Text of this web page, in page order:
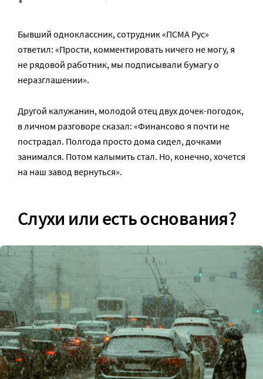
Бывший одноклассник, сотрудник «ПСМА Рус»
ответил: «Прости, комментировать ничего не могу, я
не рядовой работник, мы подписывали бумагу о
неразглашении».
Другой калужанин, молодой отец двух дочек-погодок,
в личном разговоре сказал: «Финансово я почти не
пострадал. Полгода просто дома сидел, дочками
занимался. Потом калымить стал. Но, конечно, хочется
на наш завод вернуться».
Слухи или есть основания?